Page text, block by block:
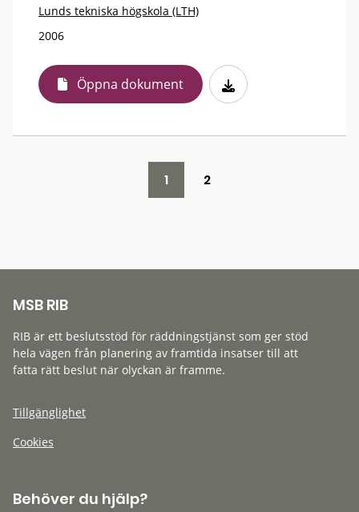
Lunds tekniska högskola (LTH)
2006
Öppna dokument
1 2
MSB RIB
RIB är ett beslutsstöd för räddningstjänst som ger stöd
hela vägen från planering av framtida insatser till att
fatta rätt beslut när olyckan är framme.
Tillgänglighet
Cookies
Behöver du hjälp?